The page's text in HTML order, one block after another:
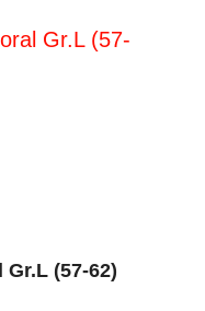
Gr.L (57-62)